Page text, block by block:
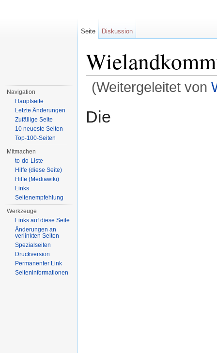
(Weitergeleitet von
Die
Seite Diskussion
Navigation
Hauptseite
Letzte Änderungen
Zufällige Seite
10 neueste Seiten
Top-100-Seiten
Mitmachen
to-do-Liste
Hilfe (diese Seite)
Hilfe (Mediawiki)
Links
Seitenempfehlung
Werkzeuge
Links auf diese Seite
Änderungen an
verlinkten Seiten
Spezialseiten
Druckversion
Permanenter Link
Seiteninformationen